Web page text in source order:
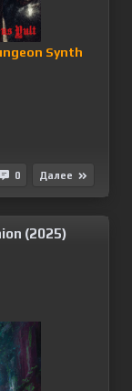
Synth
0 Далее
(2025)